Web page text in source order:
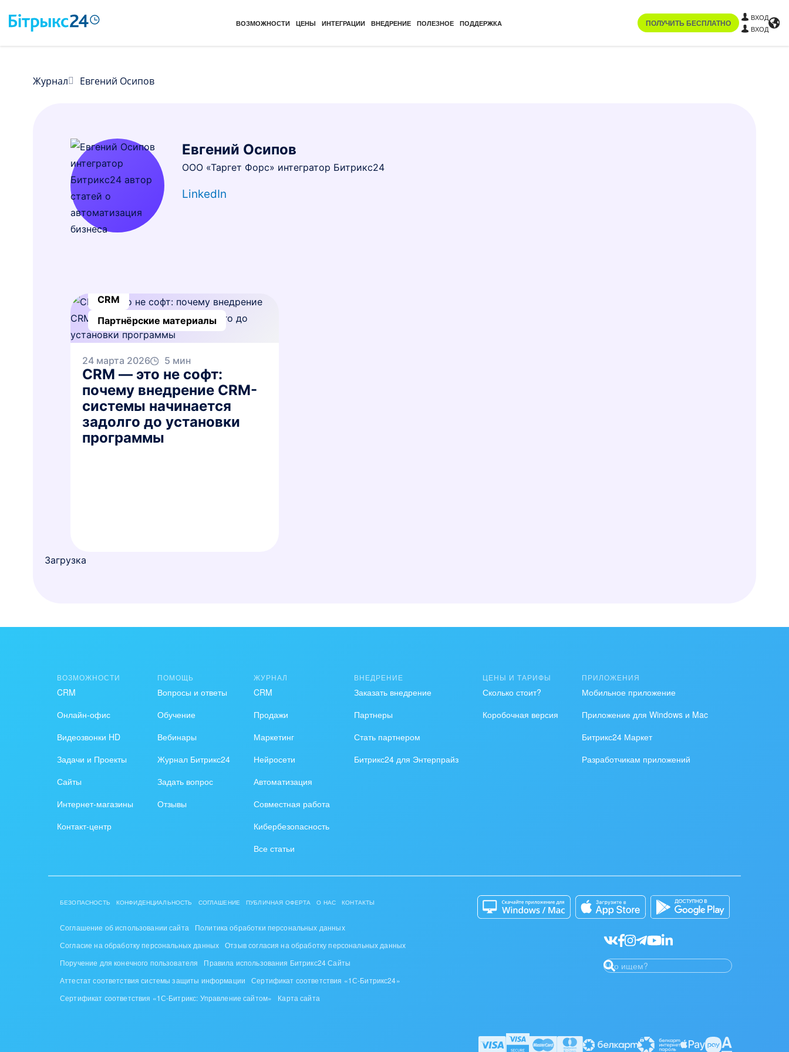
ВОЗМОЖНОСТИ ЦЕНЫ ИНТЕГРАЦИИ ВНЕДРЕНИЕ ПОЛЕЗНОЕ ПОДДЕРЖКА ПОЛУЧИТЬ БЕСПЛАТНО
ВХОД
ВХОД
Журнал Евгений Осипов
Евгений Осипов
ООО «Таргет Форс» интегратор Битрикс24
LinkedIn
CRM
Партнёрские материалы
24 марта 2026 5 мин
CRM — это не софт:
почему внедрение CRM-
системы начинается
задолго до установки
программы
Загрузка
ВОЗМОЖНОСТИ
CRM
Онлайн-офис
Видеозвонки HD
Задачи и Проекты
Сайты
Интернет-магазины
Контакт-центр
ПОМОЩЬ
Вопросы и ответы
Обучение
Вебинары
Журнал Битрикс24
Задать вопрос
Отзывы
ЖУРНАЛ
CRM
Продажи
Маркетинг
Нейросети
Автоматизация
Совместная работа
Кибербезопасность
Все статьи
ВНЕДРЕНИЕ
Заказать внедрение
Партнеры
Стать партнером
Битрикс24 для Энтерпрайз
ЦЕНЫ И ТАРИФЫ
Сколько стоит?
Коробочная версия
ПРИЛОЖЕНИЯ
Мобильное приложение
Приложение для Windows и Mac
Битрикс24 Маркет
Разработчикам приложений
БЕЗОПАСНОСТЬ КОНФИДЕНЦИАЛЬНОСТЬ СОГЛАШЕНИЕ ПУБЛИЧНАЯ ОФЕРТА О НАС КОНТАКТЫ
Соглашение об использовании сайта
Политика обработки персональных данных
Согласие на обработку персональных данных Отзыв согласия на обработку персональных данных
Поручение для конечного пользователя
Правила использования Битрикс24 Сайты
Аттестат соответствия системы защиты информации
Сертификат соответствия «1С-Битрикс24»
Сертификат соответствия «1С-Битрикс: Управление сайтом»
Карта сайта